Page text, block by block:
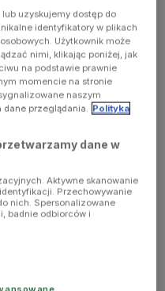
uzyskujemy dostęp do
identyfikatory w plikach
Użytkownik może
nimi, klikając poniżej, jak
na podstawie prawnie
momencie na stronie
naszym
dane przeglądania. Polityka
dane w
Aktywne skanowanie
Przechowywanie
nich. Spersonalizowane
badnie odbiorców i